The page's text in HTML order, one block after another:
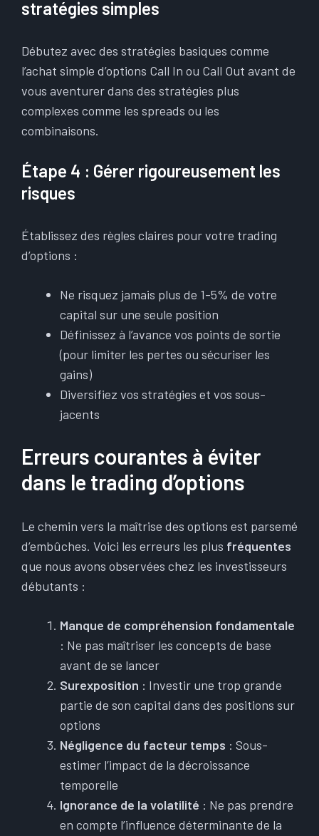
stratégies simples
Débutez avec des stratégies basiques comme
l’achat simple d’options Call In ou Call Out avant de
vous aventurer dans des stratégies plus
complexes comme les spreads ou les
combinaisons.
Étape 4 : Gérer rigoureusement les
risques
Établissez des règles claires pour votre trading
d’options :
Ne risquez jamais plus de 1-5% de votre
capital sur une seule position
Définissez à l’avance vos points de sortie
(pour limiter les pertes ou sécuriser les
gains)
Diversifiez vos stratégies et vos sous-
jacents
Erreurs courantes à éviter
dans le trading d’options
Le chemin vers la maîtrise des options est parsemé
d’embûches. Voici les erreurs les plus fréquentes
que nous avons observées chez les investisseurs
débutants :
Manque de compréhension fondamentale
: Ne pas maîtriser les concepts de base
avant de se lancer
Surexposition : Investir une trop grande
partie de son capital dans des positions sur
options
Négligence du facteur temps : Sous-
estimer l’impact de la décroissance
temporelle
Ignorance de la volatilité : Ne pas prendre
en compte l’influence déterminante de la